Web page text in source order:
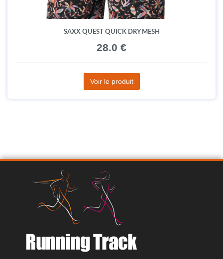
SAXX QUEST QUICK DRY MESH
28.0 €
Voir le produit